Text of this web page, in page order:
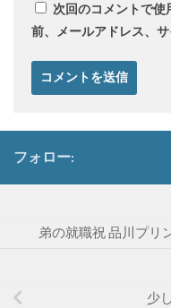
次回のコメントで使
前、メールアドレス、サ
フォロー:
弟の就職祝 品川プリ
少